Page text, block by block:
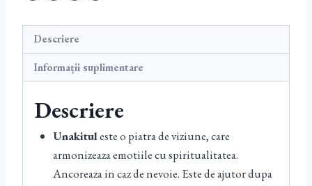
Descriere
Informații suplimentare
Descriere
Unakituleste o piatra de viziune, care
armonizeaza emotiile cu spiritualitatea.
Ancoreaza in caz de nevoie. Este de ajutor dupa